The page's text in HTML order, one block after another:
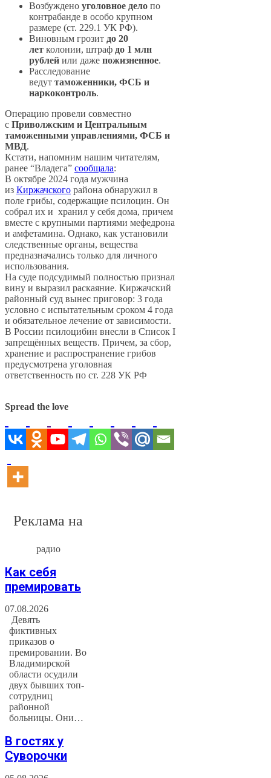
Возбуждено уголовное дело по
контрабанде в особо крупном
размере (ст. 229.1 УК РФ).
Виновным грозит до 20
лет колонии, штраф до 1 млн
рублей или даже пожизненное.
Расследование
ведут таможенники, ФСБ и
наркоконтроль.
Операцию провели совместно
с Приволжским и Центральным
таможенными управлениями, ФСБ и
МВД.
Кстати, напомним нашим читателям,
ранее “Владега” сообщала:
В октябре 2024 года мужчина
из Киржачского района обнаружил в
поле грибы, содержащие псилоцин. Он
собрал их и хранил у себя дома, причем
вместе с крупными партиями мефедрона
и амфетамина. Однако, как установили
следственные органы, вещества
предназначались только для личного
использования.
На суде подсудимый полностью признал
вину и выразил раскаяние. Киржачский
районный суд вынес приговор: 3 года
условно с испытательным сроком 4 года
и обязательное лечение от зависимости.
В России псилоцибин внесли в Список I
запрещённых веществ. Причем, за сбор,
хранение и распространение грибов
предусмотрена уголовная
ответственность по ст. 228 УК РФ
Spread the love
Реклама на
радио
Как себя
премировать
07.08.2026
Девять
фиктивных
приказов о
премировании. Во
Владимирской
области осудили
двух бывших топ-
сотрудниц
районной
больницы. Они…
В гостях у
Суворочки